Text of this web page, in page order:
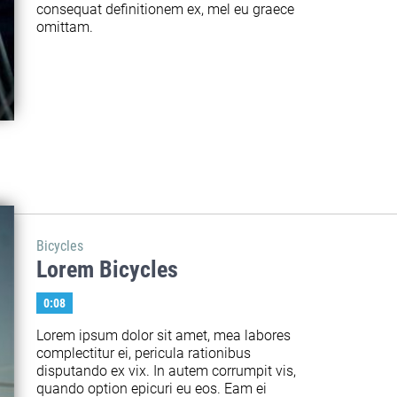
consequat definitionem ex, mel eu graece
omittam.
Bicycles
Lorem Bicycles
0:08
Lorem ipsum dolor sit amet, mea labores
complectitur ei, pericula rationibus
disputando ex vix. In autem corrumpit vis,
quando option epicuri eu eos. Eam ei